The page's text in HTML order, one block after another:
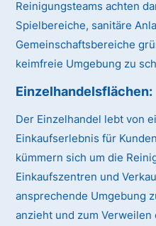
Reinigungsteams achten
Spielbereiche, sanitäre
Gemeinschaftsbereiche
keimfreie Umgebung zu
Einzelhandelsflächen:
Der Einzelhandel lebt von
Einkaufserlebnis für
kümmern sich um die
Einkaufszentren und
ansprechende Umgebung
anzieht und zum Verweilen